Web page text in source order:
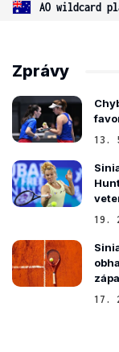
Zprávy
13.
19.
17.